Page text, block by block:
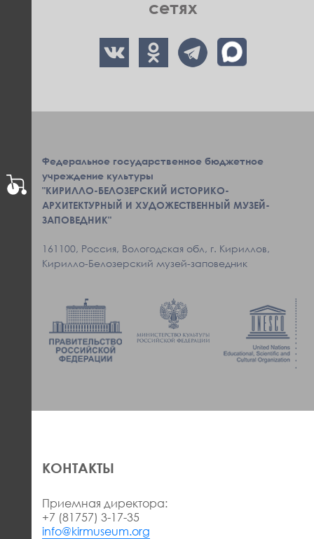
сетях
Федеральное государственное бюджетное
учреждение культуры
"КИРИЛЛО-БЕЛОЗЕРСКИЙ ИСТОРИКО-
АРХИТЕКТУРНЫЙ И ХУДОЖЕСТВЕННЫЙ МУЗЕЙ-
ЗАПОВЕДНИК"
161100, Россия, Вологодская обл, г. Кириллов,
Кирилло-Белозерский музей-заповедник
КОНТАКТЫ
Приемная директора:
+7 (81757) 3-17-35
info@kirmuseum.org